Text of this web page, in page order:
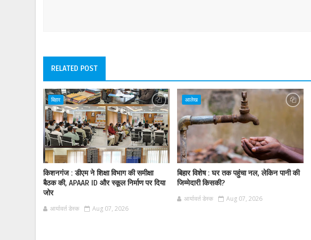
RELATED POST
बिहार
किशनगंज : डीएम ने शिक्षा विभाग की समीक्षा
बैठक की, APAAR ID और स्कूल निर्माण पर दिया
जोर
आर्यावर्त डेस्क Aug 07, 2026
आलेख
बिहार विशेष : घर तक पहुंचा नल, लेकिन पानी की
जिम्मेदारी किसकी?
आर्यावर्त डेस्क Aug 07, 2026